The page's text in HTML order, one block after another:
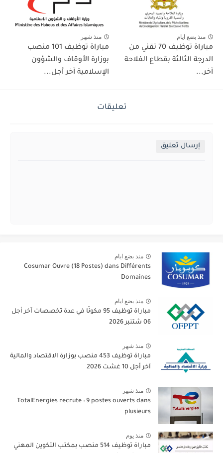
منذ بضع ايام
مباراة توظيف 70 تقني من
الدرجة الثالثة بقطاع الفلاحة
آخر...
منذ شهر
مباراة توظيف 101 منصب
بوزارة الأوقاف والشؤون
الإسلامية آخر أجل...
تعليقات
إرسال تعليق
منذ بضع ايام
Cosumar Ouvre (18 Postes) dans Différents
Domaines
منذ بضع ايام
مباراة توظيف 95 مكونًا في عدة تخصصات آخر أجل
06 شتنبر 2026
منذ شهر
مباراة توظيف 453 منصب بوزارة الاقتصاد والمالية
آخر أجل 10 غشت 2026
منذ شهر
TotalEnergies recrute : 9 postes ouverts dans
plusieurs
منذ يوم
مباراة توظيف 514 منصب بمكتب التكوين المهني